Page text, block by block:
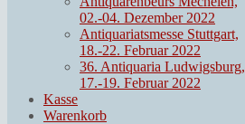
02.-04. Dezember 2022
Antiquariatsmesse Stuttgart,
18.-22. Februar 2022
36. Antiquaria Ludwigsburg,
17.-19. Februar 2022
Kasse
Warenkorb